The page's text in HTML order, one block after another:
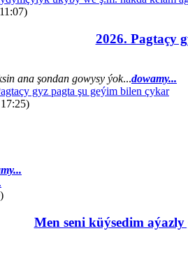
2026. Pagtaçy
ana şondan gowysy ýok...dowamy...
gyz pagta şu geýim bilen çykar
Men seni küýsedim